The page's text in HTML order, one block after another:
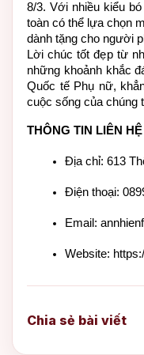
8/3. Với nhiều kiểu
toàn có thể lựa chọn
dành tặng cho người
Lời chúc tốt đẹp từ
những khoảnh khắc
Quốc tế Phụ nữ,
cuộc sống của chúng
THÔNG TIN LIÊN HỆ
Địa chỉ: 613
Điện thoại:
Email:
Website:
Chia sẻ bài viết